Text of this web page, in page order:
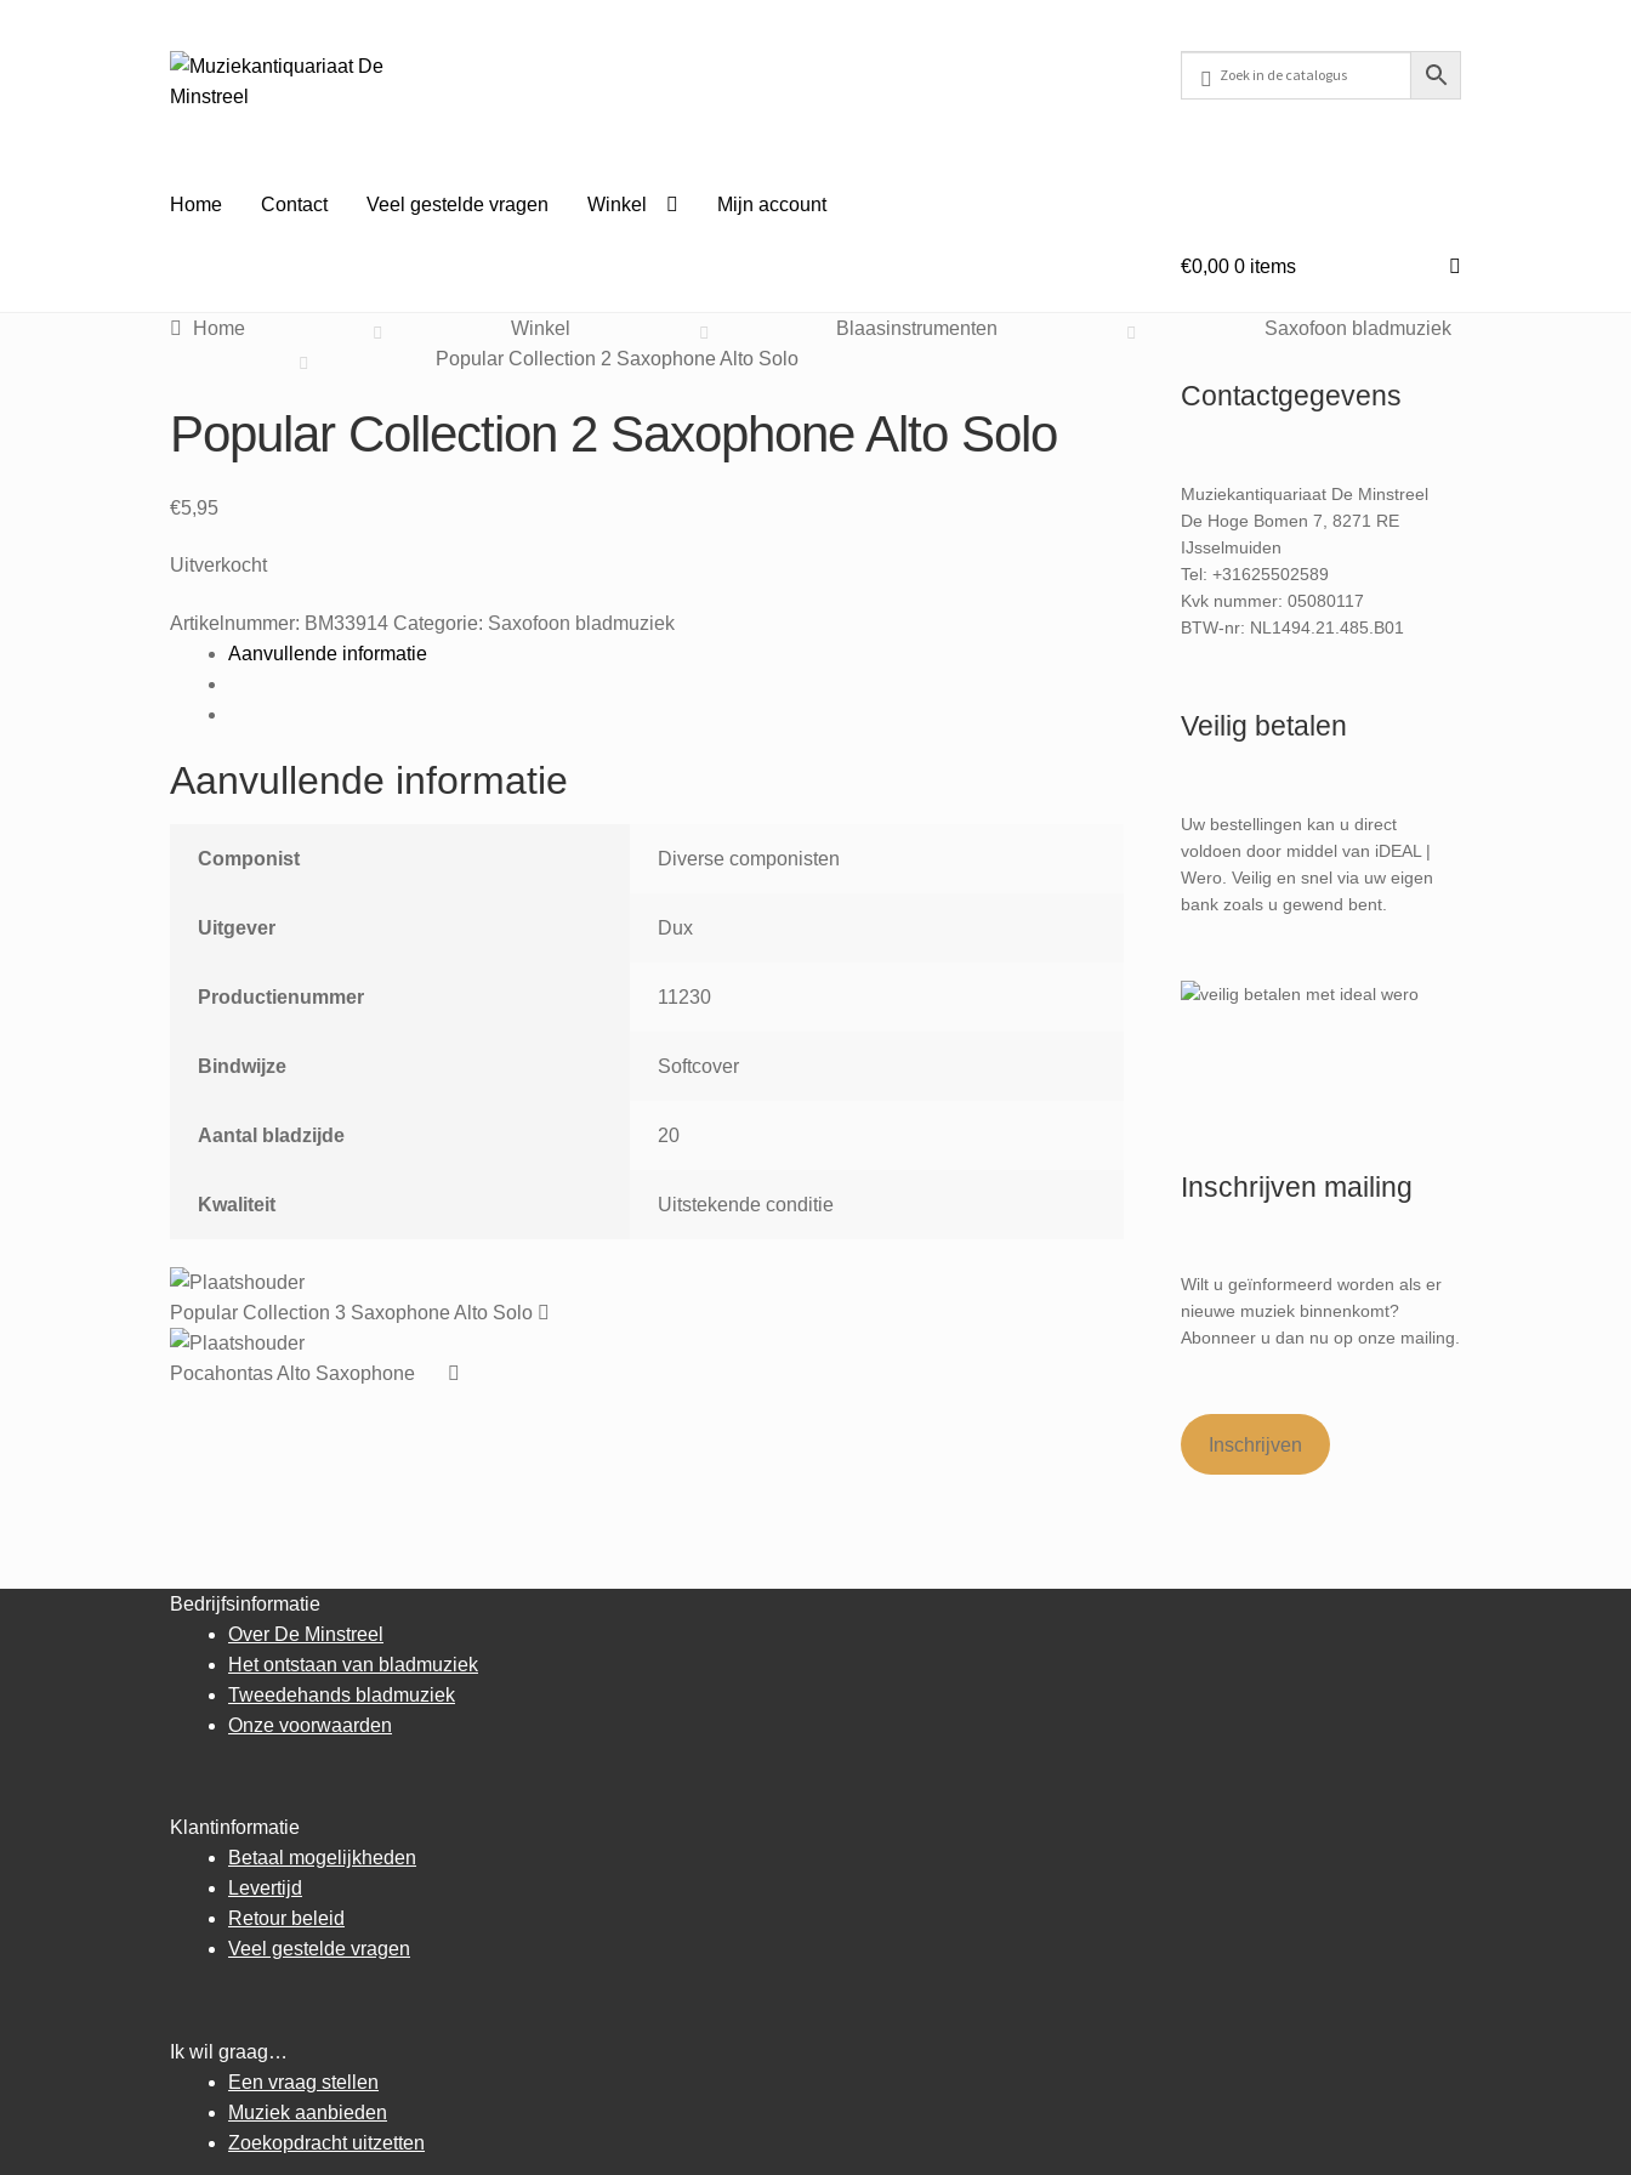
Ga
door
Ga
naar
Home Contact Veel gestelde vragen Winkel Mijn account
€0,00 0 items
Home Winkel Blaasinstrumenten
Saxofoon bladmuziek
Popular Collection 2 Saxophone Alto Solo
Popular Collection 2 Saxophone Alto Solo
€5,95
Uitverkocht
Artikelnummer: BM33914 Categorie: Saxofoon bladmuziek
Aanvullende informatie
Aanvullende informatie
Componist Diverse componisten
Uitgever Dux
Productienummer 11230
Bindwijze Softcover
Aantal bladzijde 20
Kwaliteit Uitstekende conditie
Popular Collection 3 Saxophone Alto Solo
Pocahontas Alto Saxophone
Contactgegevens
Muziekantiquariaat De Minstreel
De Hoge Bomen 7, 8271 RE
IJsselmuiden
Tel: +31625502589
Kvk nummer: 05080117
BTW-nr: NL1494.21.485.B01
Veilig betalen
Uw bestellingen kan u direct
voldoen door middel van iDEAL |
Wero. Veilig en snel via uw eigen
bank zoals u gewend bent.
Inschrijven mailing
Wilt u geïnformeerd worden als er
nieuwe muziek binnenkomt?
Abonneer u dan nu op onze mailing.
Inschrijven
Bedrijfsinformatie
Over De Minstreel
Het ontstaan van bladmuziek
Tweedehands bladmuziek
Onze voorwaarden
Klantinformatie
Betaal mogelijkheden
Levertijd
Retour beleid
Veel gestelde vragen
Ik wil graag…
Een vraag stellen
Muziek aanbieden
Zoekopdracht uitzetten